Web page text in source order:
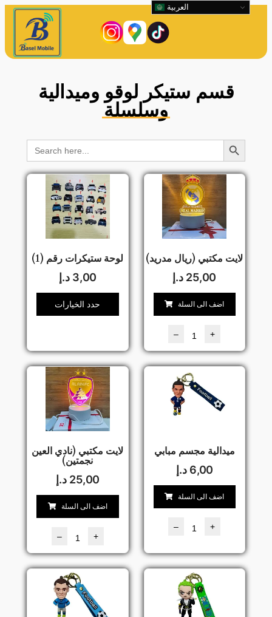
قسم ستيكر لوقو وميدالية
وسلسلة
Search
for:
Search Button
لوحة ستيكرات رقم (1)
3,00 د.إ
حدد الخيارات
لايت مكتبي (ريال مدريد)
25,00 د.إ
اضف الى السلة
– +
لايت مكتبي (نادي العين
نجمتين)
25,00 د.إ
اضف الى السلة
– +
ميدالية مجسم مبابي
6,00 د.إ
اضف الى السلة
– +
العربية